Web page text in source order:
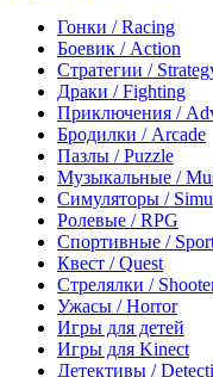
Гонки / Racing
Боевик / Action
Стратегии /
Драки / Fighting
Приключения /
Бродилки / Arcade
Пазлы / Puzzle
Музыкальные /
Симуляторы /
Ролевые / RPG
Спортивные /
Квест / Quest
Стрелялки /
Ужасы / Horror
Игры для детей
Игры для Kinect
Детективы /